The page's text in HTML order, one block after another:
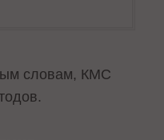
словам, КМС